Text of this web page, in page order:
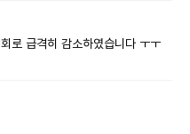
로 급격히 감소하였습니다 ㅜㅜ